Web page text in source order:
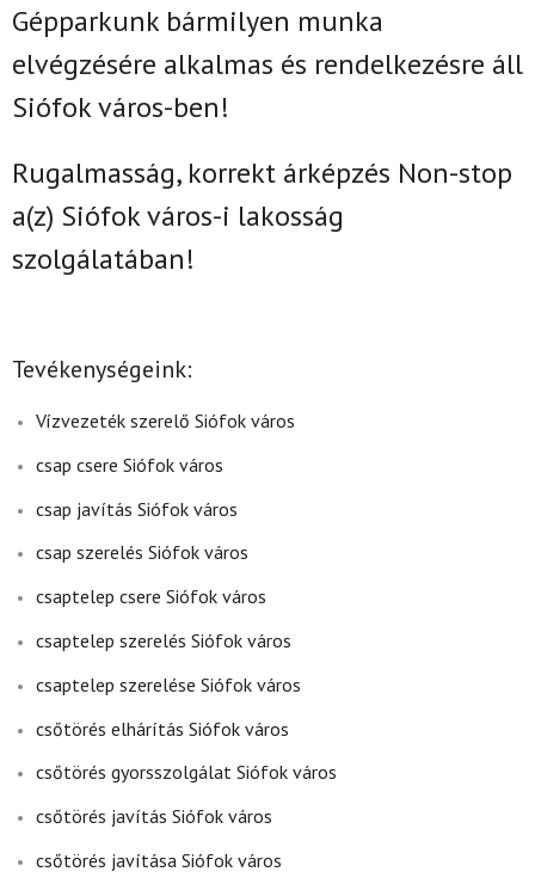
Gépparkunk bármilyen munka
elvégzésére alkalmas és rendelkezésre áll
Siófok város-ben!
Rugalmasság, korrekt árképzés Non-stop
a(z) Siófok város-i lakosság
szolgálatában!
Tevékenységeink:
Vízvezeték szerelő Siófok város
csap csere Siófok város
csap javítás Siófok város
csap szerelés Siófok város
csaptelep csere Siófok város
csaptelep szerelés Siófok város
csaptelep szerelése Siófok város
csőtörés elhárítás Siófok város
csőtörés gyorsszolgálat Siófok város
csőtörés javítás Siófok város
csőtörés javítása Siófok város